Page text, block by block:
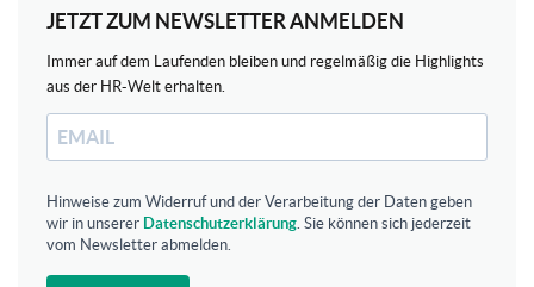
JETZT ZUM NEWSLETTER ANMELDEN
Immer auf dem Laufenden bleiben und regelmäßig die Highlights
aus der HR-Welt erhalten.
Hinweise zum Widerruf und der Verarbeitung der Daten geben
wir in unserer Datenschutzerklärung . Sie können sich jederzeit
vom Newsletter abmelden.